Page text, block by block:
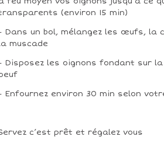
(environ 15 min)
Dans un bol, mélangez les œufs, la
muscade
Disposez les oignons fondant sur
Enfournez environ 30 min selon
c’est prêt et régalez vous